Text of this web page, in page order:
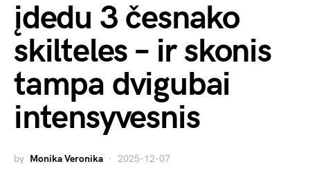
įdedu 3 česnako
skilteles – ir skonis
tampa dvigubai
intensyvesnis
by Monika Veronika 2025-12-07